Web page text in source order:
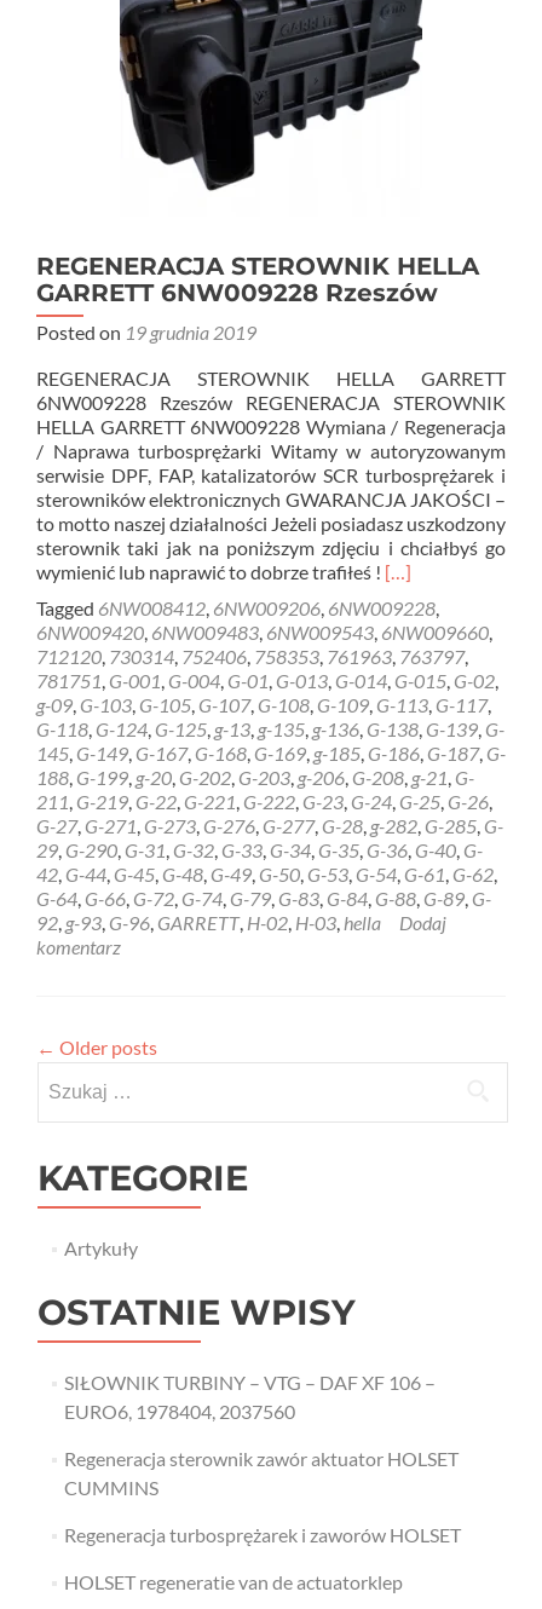
REGENERACJA STEROWNIK HELLA
GARRETT 6NW009228 Rzeszów
Posted on 19 grudnia 2019
REGENERACJA STEROWNIK HELLA GARRETT
6NW009228 Rzeszów REGENERACJA STEROWNIK
HELLA GARRETT 6NW009228 Wymiana / Regeneracja
/ Naprawa turbosprężarki Witamy w autoryzowanym
serwisie DPF, FAP, katalizatorów SCR turbosprężarek i
sterowników elektronicznych GWARANCJA JAKOŚCI –
to motto naszej działalności Jeżeli posiadasz uszkodzony
sterownik taki jak na poniższym zdjęciu i chciałbyś go
wymienić lub naprawić to dobrze trafiłeś ! Read
about
REGENERACJA
STEROWNIK
HELLA
GARRETT
6NW009228
Rzeszów
[…]
Tagged 6NW008412, 6NW009206, 6NW009228,
6NW009420, 6NW009483, 6NW009543, 6NW009660,
712120, 730314, 752406, 758353, 761963, 763797,
781751, G-001, G-004, G-01, G-013, G-014, G-015, G-02,
g-09, G-103, G-105, G-107, G-108, G-109, G-113, G-117,
G-118, G-124, G-125, g-13, g-135, g-136, G-138, G-139, G-
145, G-149, G-167, G-168, G-169, g-185, G-186, G-187, G-
188, G-199, g-20, G-202, G-203, g-206, G-208, g-21, G-
211, G-219, G-22, G-221, G-222, G-23, G-24, G-25, G-26,
G-27, G-271, G-273, G-276, G-277, G-28, g-282, G-285, G-
29, G-290, G-31, G-32, G-33, G-34, G-35, G-36, G-40, G-
42, G-44, G-45, G-48, G-49, G-50, G-53, G-54, G-61, G-62,
G-64, G-66, G-72, G-74, G-79, G-83, G-84, G-88, G-89, G-
92, g-93, G-96, GARRETT, H-02, H-03, hella
Dodaj
komentarz
← Older posts
KATEGORIE
Artykuły
OSTATNIE WPISY
SIŁOWNIK TURBINY – VTG – DAF XF 106 –
EURO6, 1978404, 2037560
Regeneracja sterownik zawór aktuator HOLSET
CUMMINS
Regeneracja turbosprężarek i zaworów HOLSET
HOLSET regeneratie van de actuatorklep